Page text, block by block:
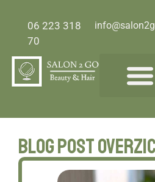
06 223 318
70
Blog post